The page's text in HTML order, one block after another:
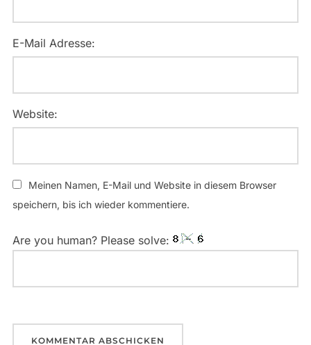
E-Mail Adresse:
Website:
Meinen Namen, E-Mail und Website in diesem Browser
speichern, bis ich wieder kommentiere.
Are you human? Please solve: